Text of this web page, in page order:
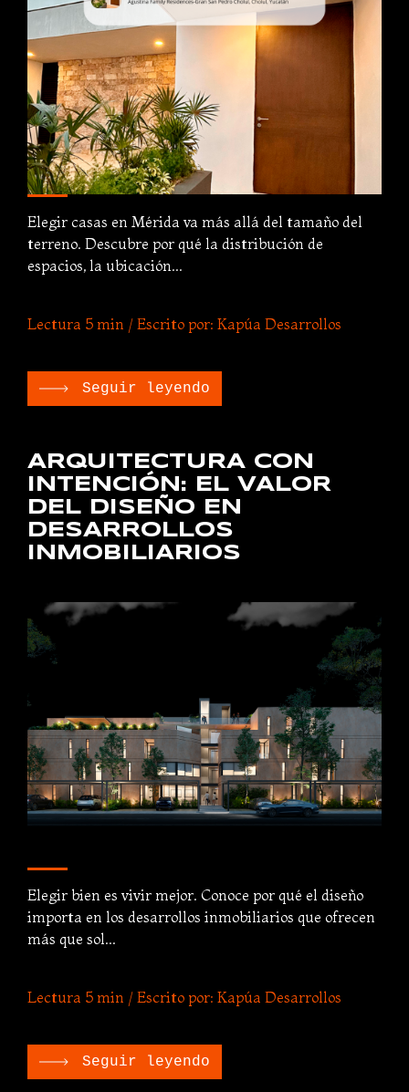
Elegir casas en Mérida va más allá del tamaño del
terreno. Descubre por qué la distribución de
espacios, la ubicación...
Lectura 5 min / Escrito por: Kapúa Desarrollos
Seguir leyendo
ARQUITECTURA CON
INTENCIÓN: EL VALOR
DEL DISEÑO EN
DESARROLLOS
INMOBILIARIOS
Elegir bien es vivir mejor. Conoce por qué el diseño
importa en los desarrollos inmobiliarios que ofrecen
más que sol...
Lectura 5 min / Escrito por: Kapúa Desarrollos
Seguir leyendo